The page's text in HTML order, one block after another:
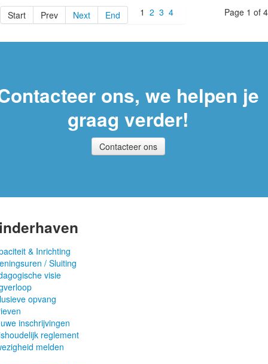
Page 1 of 4
Start Prev 1 2 3 4
Next End
ons, we helpen je
graag verder!
Contacteer ons
& Inrichting
/ Sluiting
visie
opvang
inschrijvingen
reglement
melden